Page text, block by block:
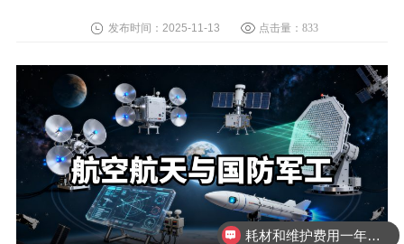
发布时间：2025-11-13 点击量： 833
耗材和维护费用一年需要多少？